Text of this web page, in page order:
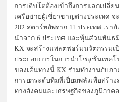
การเติบโตต้องเข้าถึงการแลกเปลี่
เครือข่ายผู้เชี่ยวชาญต่างประเทศ จ
202 สตาร์ทอัพจาก 11 ประเทศ เรา
นำจาก 6 ประเทศ และหุ้นส่วนพันธ
KX จะสร้างแพลตฟอร์มนวัตกรรมเ
ประกอบการในการนำโซลูชั่นเทค
ของเส้นทางนี้ KX ร่วมทำงานกับภ
การยกระดับทีมที่เปี่ยมพลังเพื่อสร้า
ทางสังคมและเศรษฐกิจของภูมิภาค